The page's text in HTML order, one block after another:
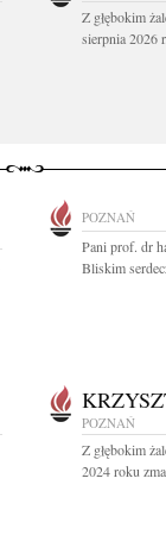
Z głębokim
sierpnia 2026
POZNAŃ
Pani prof. dr
Bliskim
POZNAŃ
Z głębokim
2024 roku